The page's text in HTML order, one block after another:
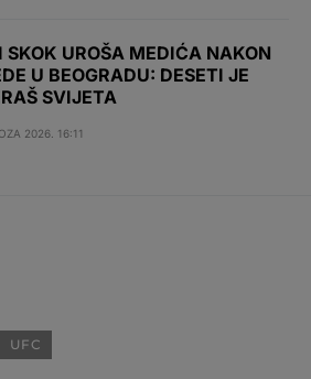
SKOK UROŠA MEDIĆA NAKON
U BEOGRADU: DESETI JE
SVIJETA
2026. 16:11
UFC